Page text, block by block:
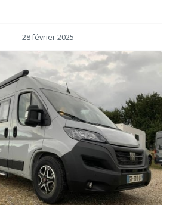
28 février 2025